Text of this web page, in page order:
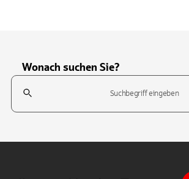
Wonach suchen Sie?
Suchfeld